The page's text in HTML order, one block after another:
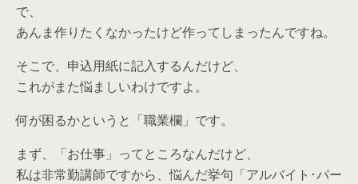
で、
あんま作りたくなかったけど作ってしまったんですね。
そこで、申込用紙に記入するんだけど、
これがまた悩ましいわけですよ。
何が困るかというと「職業欄」です。
まず、「お仕事」ってところなんだけど、
私は非常勤講師ですから、悩んだ挙句「アルバイト･パー